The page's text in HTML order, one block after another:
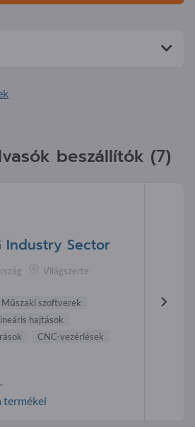
beszállítók (7)
Industry Sector
Világszerte
Műszaki szoftverek
hajtások
CNC-vezérlések
termékei